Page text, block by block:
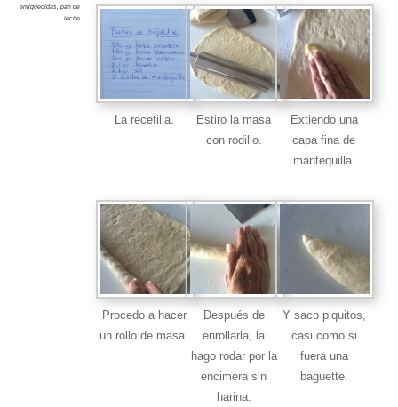
enriquecidas, pan de
leche
La recetilla.
Estiro la masa
con rodillo.
Extiendo una
capa fina de
mantequilla.
Procedo a hacer
un rollo de masa.
Después de
enrollarla, la
hago rodar por la
encimera sin
harina.
Y saco piquitos,
casi como si
fuera una
baguette.